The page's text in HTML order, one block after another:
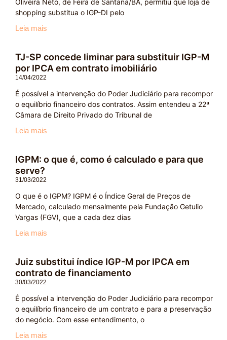
Oliveira Neto, de Feira de Santana/BA, permitiu que loja de
shopping substitua o IGP-DI pelo
Leia mais
TJ-SP concede liminar para substituir IGP-M
por IPCA em contrato imobiliário
14/04/2022
É possível a intervenção do Poder Judiciário para recompor
o equilíbrio financeiro dos contratos. Assim entendeu a 22ª
Câmara de Direito Privado do Tribunal de
Leia mais
IGPM: o que é, como é calculado e para que
serve?
31/03/2022
O que é o IGPM? IGPM é o Índice Geral de Preços de
Mercado, calculado mensalmente pela Fundação Getulio
Vargas (FGV), que a cada dez dias
Leia mais
Juiz substitui índice IGP-M por IPCA em
contrato de financiamento
30/03/2022
É possível a intervenção do Poder Judiciário para recompor
o equilíbrio financeiro de um contrato e para a preservação
do negócio. Com esse entendimento, o
Leia mais